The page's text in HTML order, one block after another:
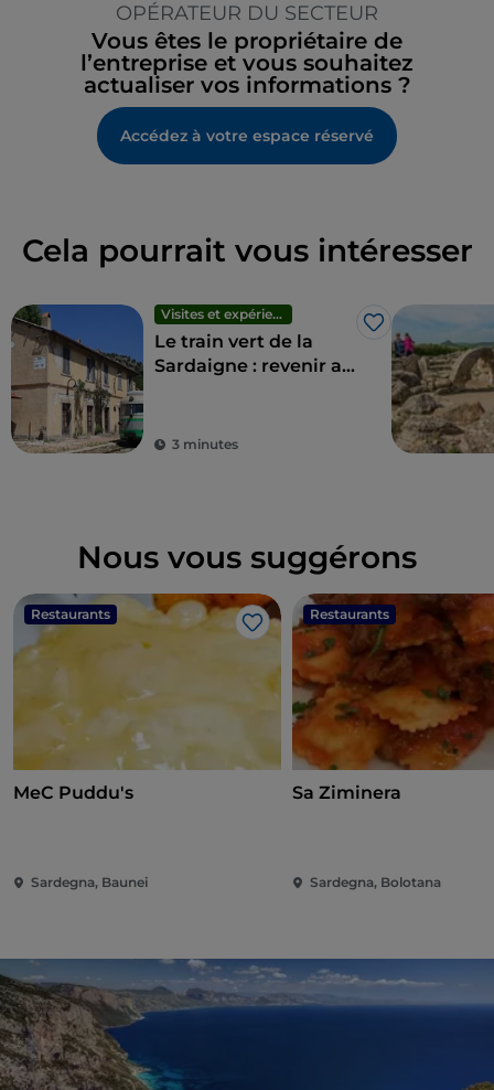
OPÉRATEUR DU SECTEUR
Vous êtes le propriétaire de
l’entreprise et vous souhaitez
actualiser vos informations ?
Accédez à votre espace réservé
Cela pourrait vous intéresser
Visites et expériences
J’aime
Le train vert de la
Sardaigne : revenir au
3 minutes
Nous vous suggérons
Restaurants
J’aime
MeC Puddu's
Sardegna, Baunei
Restaurants
Sa Ziminera
Sardegna, Bolotana